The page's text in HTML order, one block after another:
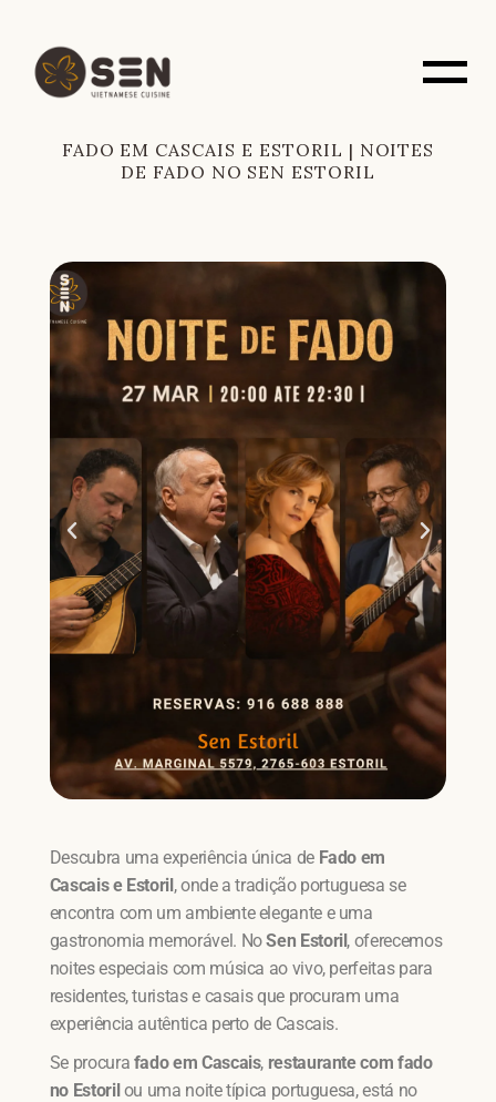
FADO EM CASCAIS E ESTORIL | NOITES
DE FADO NO SEN ESTORIL
Descubra uma experiência única de Fado em
Cascais e Estoril, onde a tradição portuguesa se
encontra com um ambiente elegante e uma
gastronomia memorável. NoSen Estoril, oferecemos
noites especiais com música ao vivo, perfeitas para
residentes, turistas e casais que procuram uma
experiência autêntica perto de Cascais.
Se procura fado em Cascais, restaurante com fado
no Estorilou uma noite típica portuguesa, está no